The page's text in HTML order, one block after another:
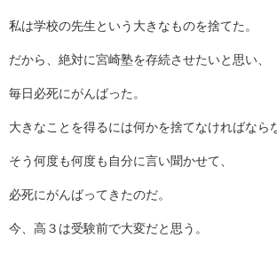
私は学校の先生という大きなものを捨てた。
だから、絶対に宮崎塾を存続させたいと思い、
毎日必死にがんばった。
大きなことを得るには何かを捨てなければなら
そう何度も何度も自分に言い聞かせて、
必死にがんばってきたのだ。
今、高３は受験前で大変だと思う。